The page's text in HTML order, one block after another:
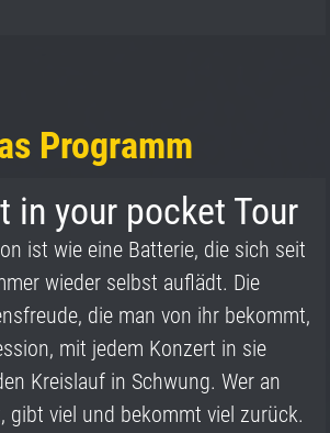
Programm
in your pocket Tour
ist wie eine Batterie, die sich seit
wieder selbst auflädt. Die
die man von ihr bekommt,
mit jedem Konzert in sie
Kreislauf in Schwung. Wer an
gibt viel und bekommt viel zurück.